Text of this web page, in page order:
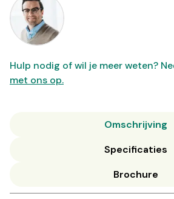
Hulp nodig of wil je meer weten?
met ons op.
Omschrijving
Specificaties
Brochure